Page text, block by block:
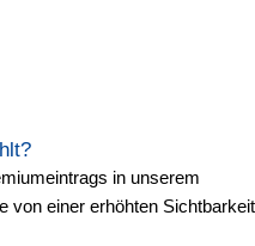
in unserem
von einer erhöhten Sichtbarkeit